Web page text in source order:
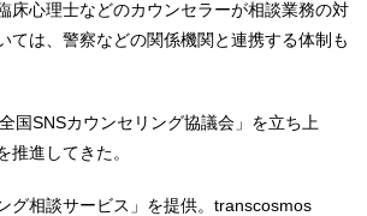
床心理士などのカウンセラーが相談業務の対
ては、警察などの関係機関と連携する体制も
国SNSカウンセリング協議会」を立ち上
進してきた。
グ相談サービス」を提供。transcosmos